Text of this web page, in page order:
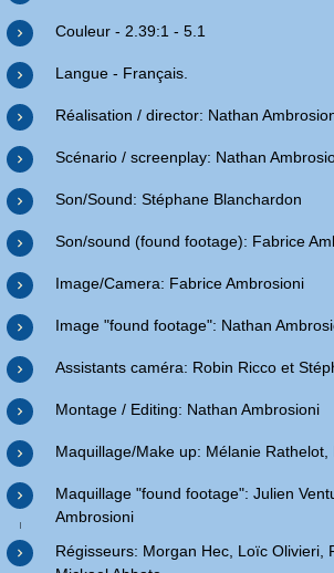
Couleur - 2.39:1 - 5.1
Langue - Français.
Réalisation / director: Nathan
Scénario / screenplay: Nathan
Son/Sound: Stéphane Blanchardon
Son/sound (found footage): Fabrice
Image/Camera: Fabrice Ambrosioni
Image "found footage": Nathan
Assistants caméra: Robin Ricco et
Montage / Editing: Nathan Ambrosioni
Maquillage/Make up: Mélanie
Maquillage "found footage": Julien
Ambrosioni
Régisseurs: Morgan Hec, Loïc Olivieri,